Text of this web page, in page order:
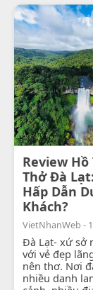
Review Hồ
Thở Đà
Hấp Dẫn
Khách?
VietNhanWeb -
Đà Lạt- xứ sở
với vẻ đẹp
nên thơ. Nơi
nhiều danh